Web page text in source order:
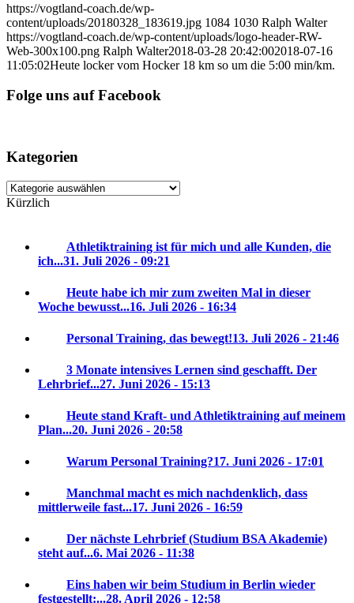
https://vogtland-coach.de/wp-
content/uploads/20180328_183619.jpg 1084 1030 Ralph Walter
https://vogtland-coach.de/wp-content/uploads/logo-header-RW-
Web-300x100.png Ralph Walter2018-03-28 20:42:002018-07-16
11:05:02Heute locker vom Hocker 18 km so um die 5:00 min/km.
Folge uns auf Facebook
Kategorien
Kategorien
Kürzlich
Athletiktraining ist für mich und alle Kunden, die
ich...31. Juli 2026 - 09:21
Heute habe ich mir zum zweiten Mal in dieser
Woche bewusst...16. Juli 2026 - 16:34
Personal Training, das bewegt!13. Juli 2026 - 21:46
3 Monate intensives Lernen sind geschafft. Der
Lehrbrief...27. Juni 2026 - 15:13
Heute stand Kraft- und Athletiktraining auf meinem
Plan...20. Juni 2026 - 20:58
Warum Personal Training?17. Juni 2026 - 17:01
Manchmal macht es mich nachdenklich, dass
mittlerweile fast...17. Juni 2026 - 16:59
Der nächste Lehrbrief (Studium BSA Akademie)
steht auf...6. Mai 2026 - 11:38
Eins haben wir beim Studium in Berlin wieder
festgestellt:...28. April 2026 - 12:58